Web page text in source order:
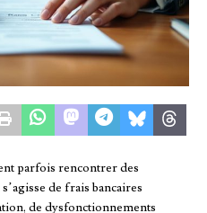
parfois rencontrer des
de frais bancaires
de dysfonctionnements